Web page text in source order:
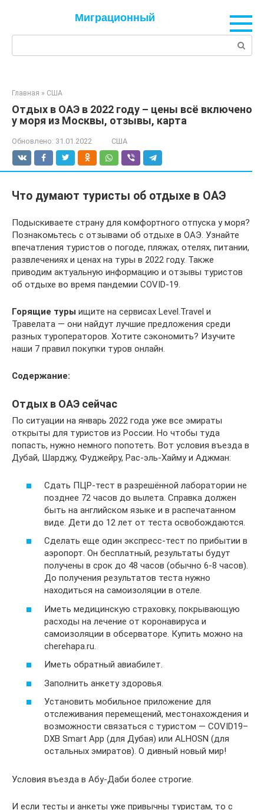
Миграционный
Главная » США
Отдых в ОАЭ в 2022 году – цены всё включено
у моря из Москвы, отзывы, карта
Обновлено: 31.01.2022 США
Что думают туристы об отдыхе в ОАЭ
Подыскиваете страну для комфортного отпуска у моря?
Познакомьтесь с отзывами об отдыхе в ОАЭ. Узнайте
впечатления туристов о погоде, пляжах, отелях, питании,
развлечениях и ценах на туры в 2022 году. Также
приводим актуальную информацию и отзывы туристов
об отдыхе во время пандемии COVID-19.
Горящие туры ищите на сервисах Level.Travel и
Травелата — они найдут лучшие предложения среди
разных туроператоров. Хотите сэкономить? Изучите
наши 7 правил покупки туров онлайн.
Содержание:
Отдых в ОАЭ сейчас
По ситуации на январь 2022 года уже все эмираты
открыты для туристов из России. Но чтобы туда
попасть, нужно немного попотеть. Вот условия въезда в
Дубай, Шарджу, Фуджейру, Рас-эль-Хайму и Аджман:
Сдать ПЦР-тест в разрешённой лаборатории не
позднее 72 часов до вылета. Справка должен
быть на английском языке и в распечатанном
виде. Дети до 12 лет от теста освобождаются.
Сделать еще один экспресс-тест по прибытии в
аэропорт. Он бесплатный, результаты будут
получены в срок до 48 часов (обычно 6-8 часов).
До получения результатов теста нужно
находиться на самоизоляции в отеле.
Иметь медицинскую страховку, покрывающую
расходы на лечение от коронавируса и
самоизоляции в обсерваторе. Купить можно на
cherehapa.ru.
Иметь обратный авиабилет.
Заполнить анкету здоровья.
Установить мобильное приложение для
отслеживания перемещений, местонахождения и
возможности связаться с туристом — COVID19–
DXB Smart App (для Дубая) или ALHOSN (для
остальных эмиратов). О дивный новый мир!
Условия въезда в Абу-Даби более строгие.
И если тесты и анкеты уже привычны туристам, то с